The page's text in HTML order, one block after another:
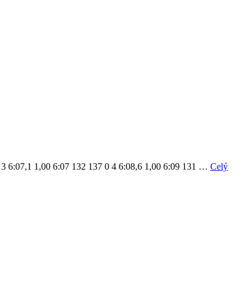
6:07,1 1,00 6:07 132 137 0 4 6:08,6 1,00 6:09 131 … Celý